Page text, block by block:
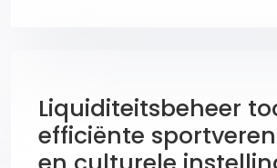
Liquiditeitsbeheer
efficiënte